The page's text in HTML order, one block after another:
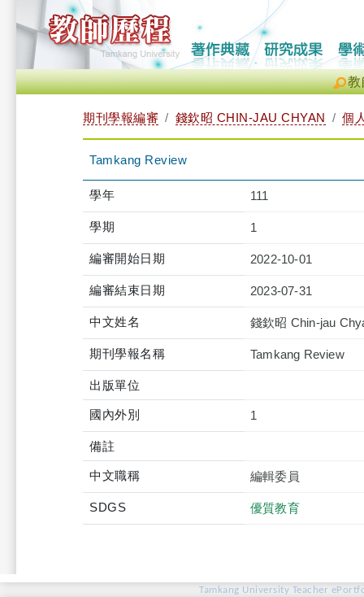
教
期刊學報編審 錢欽昭 CHIN-JAU CHYAN 個
Tamkang Review
學年 111
學期 1
編審開始日期 2022-10-01
編審結束日期 2023-07-31
中文姓名 錢欽昭 Chin-jau
期刊學報名稱 Tamkang Review
出版單位
國內外別 1
備註
中文職稱 編輯委員
SDGS 優質教育
Tamkang University Teacher